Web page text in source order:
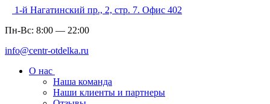
1-й Нагатинский пр., 2, стр. 7. Офис 402
Пн-Вс: 8:00 — 22:00
info@centr-otdelka.ru
О нас
Наша команда
Наши клиенты и партнеры